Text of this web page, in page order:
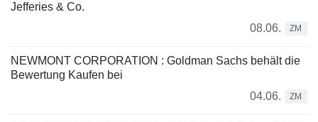
Jefferies & Co.
08.06.
ZM
NEWMONT CORPORATION : Goldman Sachs behält die
Bewertung Kaufen bei
04.06.
ZM